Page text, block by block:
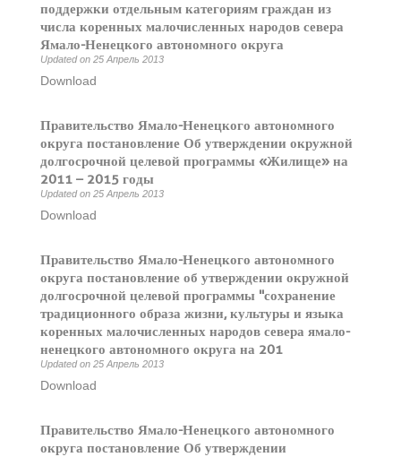
поддержки отдельным категориям граждан из
числа коренных малочисленных народов севера
Ямало-Ненецкого автономного округа
Updated on 25 Апрель 2013
Download
Правительство Ямало-Ненецкого автономного
округа постановление Об утверждении окружной
долгосрочной целевой программы «Жилище» на
2011 – 2015 годы
Updated on 25 Апрель 2013
Download
Правительство Ямало-Ненецкого автономного
округа постановление об утверждении окружной
долгосрочной целевой программы "сохранение
традиционного образа жизни, культуры и языка
коренных малочисленных народов севера ямало-
ненецкого автономного округа на 201
Updated on 25 Апрель 2013
Download
Правительство Ямало-Ненецкого автономного
округа постановление Об утверждении